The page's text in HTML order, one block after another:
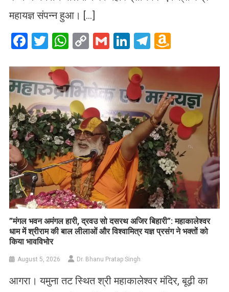
महायज्ञ संपन्न हुआ। […]
Facebook
Twitter
WhatsApp
CopyGmailLinkedIn
Telegram
List
​”मंगल भवन अमंगल हारी, द्रवउ सो दसरथ अजिर बिहारी”: महाकालेश्वर
धाम में श्रीराम की बाल लीलाओं और विश्वामित्र यज्ञ प्रसंग ने भक्तों को
किया भावविभोर
August 5, 2026 Dr. Bhanu Pratap Singh
आगरा। यमुना तट स्थित श्री महाकालेश्वर मंदिर, बूढ़ी का